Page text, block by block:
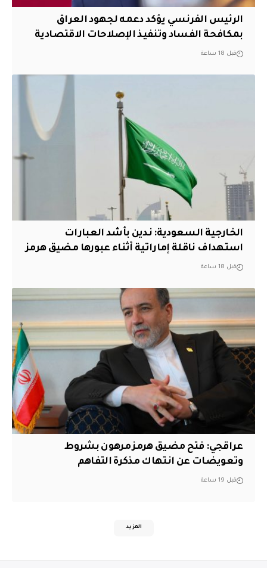
الرئيس الفرنسي يؤكد دعمه لجهود العراق
بمكافحة الفساد وتنفيذ الإصلاحات الاقتصادية
قبل 18 ساعة
‏الخارجية السعودية: ندين بأشد العبارات
استهداف ناقلة إماراتية أثناء عبورها مضيق هرمز
قبل 18 ساعة
عراقجي: فتح مضيق هرمز مرهون بشروط
وتعويضات عن انتهاك مذكرة التفاهم
قبل 19 ساعة
المزيد